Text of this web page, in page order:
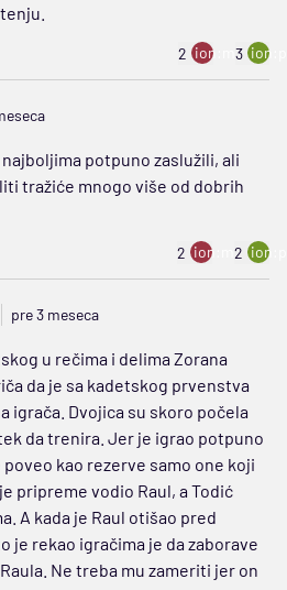
2 ion:minus
3
potpuno zaslužili, ali
tražiće mnogo više od dobrih
2 ion:minus
2
pre 3 meseca
u rečima i delima Zorana
da je sa kadetskog prvenstva
igrača. Dvojica su skoro počela
da trenira. Jer je igrao potpuno
kao rezerve samo one koji
pripreme vodio Raul, a Todić
A kada je Raul otišao pred
je rekao igračima je da zaborave
Ne treba mu zameriti jer on